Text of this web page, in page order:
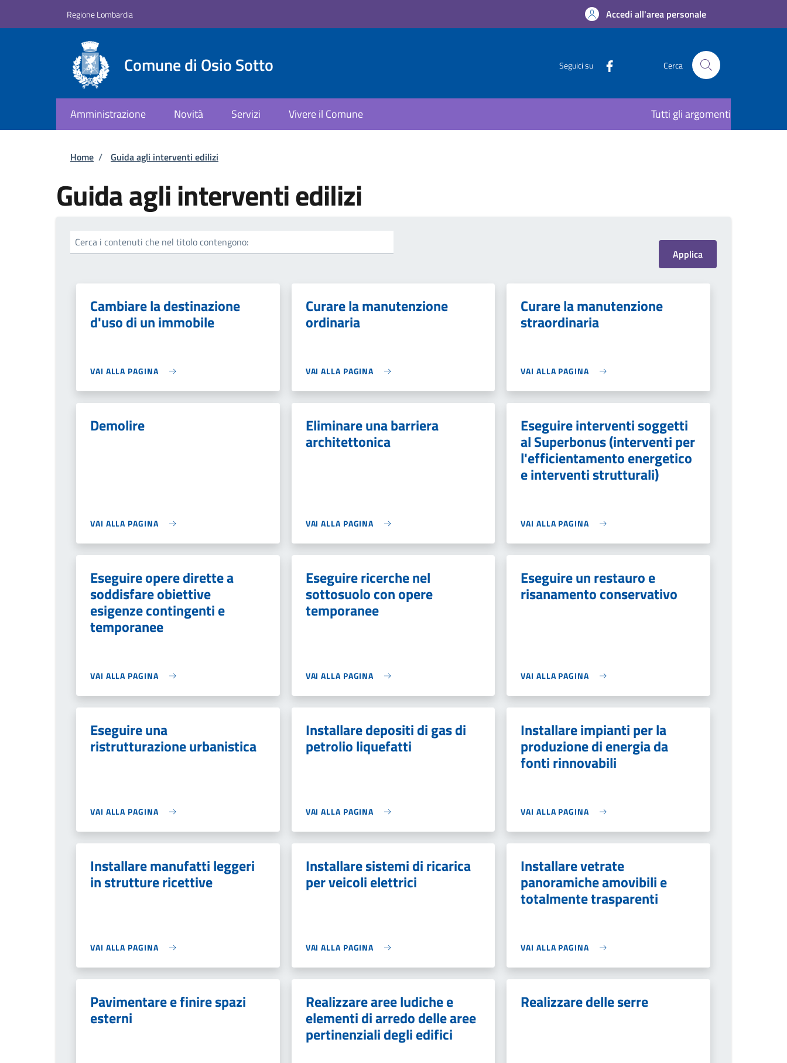
Regione Lombardia Accedi all'area personale
Comune di Osio Sotto Seguici su Cerca
Amministrazione Novità Servizi Vivere il Comune Tutti gli argomenti
Briciole di pane
Home / Guida agli interventi edilizi
Guida agli interventi edilizi
Cerca i contenuti che nel titolo contengono:
Cambiare la destinazione
d'uso di un immobile
VAI ALLA PAGINA
Curare la manutenzione
ordinaria
VAI ALLA PAGINA
Curare la manutenzione
straordinaria
VAI ALLA PAGINA
Demolire
VAI ALLA PAGINA
Eliminare una barriera
architettonica
VAI ALLA PAGINA
Eseguire interventi soggetti
al Superbonus (interventi per
l'efficientamento energetico
e interventi strutturali)
VAI ALLA PAGINA
Eseguire opere dirette a
soddisfare obiettive
esigenze contingenti e
temporanee
VAI ALLA PAGINA
Eseguire ricerche nel
sottosuolo con opere
temporanee
VAI ALLA PAGINA
Eseguire un restauro e
risanamento conservativo
VAI ALLA PAGINA
Eseguire una
ristrutturazione urbanistica
VAI ALLA PAGINA
Installare depositi di gas di
petrolio liquefatti
VAI ALLA PAGINA
Installare impianti per la
produzione di energia da
fonti rinnovabili
VAI ALLA PAGINA
Installare manufatti leggeri
in strutture ricettive
VAI ALLA PAGINA
Installare sistemi di ricarica
per veicoli elettrici
VAI ALLA PAGINA
Installare vetrate
panoramiche amovibili e
totalmente trasparenti
VAI ALLA PAGINA
Pavimentare e finire spazi
esterni
Realizzare aree ludiche e
elementi di arredo delle aree
pertinenziali degli edifici
Realizzare delle serre